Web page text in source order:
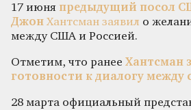
17 июня предыдущий посол
Джон Хантсман заявил о
между США и Россией.
Отметим, что ранее Хантсман
готовности к диалогу между
28 марта официальный